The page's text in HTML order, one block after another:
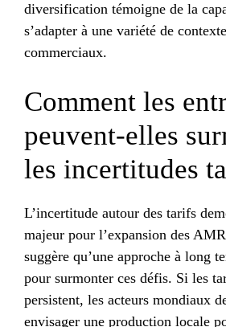
diversification témoigne de la
s’adapter à une variété de
commerciaux.
Comment les
peuvent-elles
les incertitudes
L’incertitude autour des tarifs
majeur pour l’expansion des
suggère qu’une approche à long
pour surmonter ces défis. Si les
persistent, les acteurs mondiaux
envisager une production locale